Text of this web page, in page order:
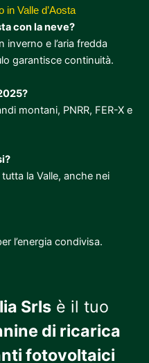
in Valle d’Aosta
con la neve?
inverno e l’aria fredda
garantisce continuità.
montani, PNRR, FER-X e
la Valle, anche nei
l’energia condivisa.
Srls è il tuo
di ricarica
fotovoltaici